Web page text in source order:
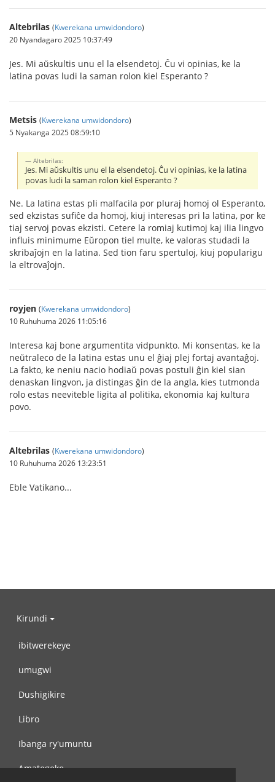
Altebrilas (Kwerekana umwidondoro)
20 Nyandagaro 2025 10:37:49
Jes. Mi aŭskultis unu el la elsendetoj. Ĉu vi opinias, ke la
latina povas ludi la saman rolon kiel Esperanto ?
Metsis (Kwerekana umwidondoro)
5 Nyakanga 2025 08:59:10
Altebrilas:
Jes. Mi aŭskultis unu el la elsendetoj. Ĉu vi opinias, ke la latina
povas ludi la saman rolon kiel Esperanto ?
Ne. La latina estas pli malfacila por pluraj homoj ol Esperanto,
sed ekzistas sufiĉe da homoj, kiuj interesas pri la latina, por ke
tiaj servoj povas ekzisti. Cetere la romiaj kutimoj kaj ilia lingvo
influis minimume Eŭropon tiel multe, ke valoras studadi la
skribaĵojn en la latina. Sed tion faru spertuloj, kiuj popularigu
la eltrovaĵojn.
royjen (Kwerekana umwidondoro)
10 Ruhuhuma 2026 11:05:16
Interesa kaj bone argumentita vidpunkto. Mi konsentas, ke la
neŭtraleco de la latina estas unu el ĝiaj plej fortaj avantaĝoj.
La fakto, ke neniu nacio hodiaŭ povas postuli ĝin kiel sian
denaskan lingvon, ja distingas ĝin de la angla, kies tutmonda
rolo estas neeviteble ligita al politika, ekonomia kaj kultura
povo.
Altebrilas (Kwerekana umwidondoro)
10 Ruhuhuma 2026 13:23:51
Eble Vatikano...
Kirundi
ibitwerekeye
umugwi
Dushigikire
Libro
Ibanga ry'umuntu
Amategeko